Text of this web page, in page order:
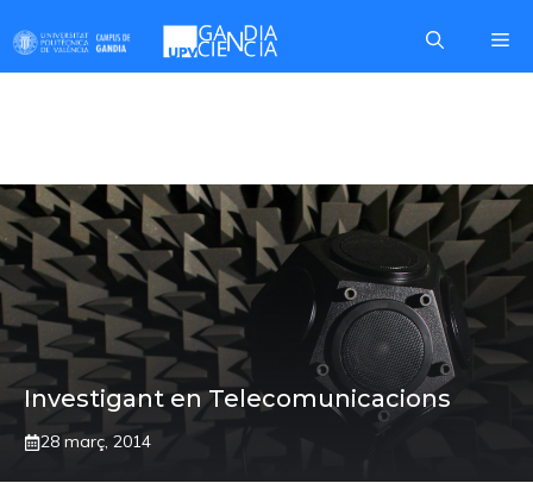
to
content
Investigant en Telecomunicacions
28 març, 2014